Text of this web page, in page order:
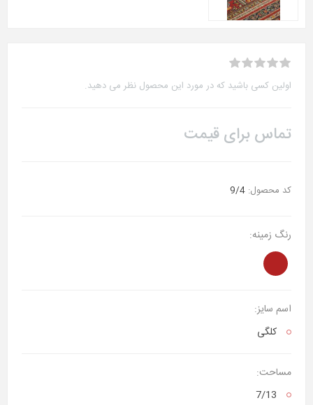
اولین کسی باشید که در مورد این محصول نظر می دهید.
تماس برای قیمت
کد محصول: 9/4
رنگ زمینه:
اسم سایز:
کلگی
مساحت:
7/13